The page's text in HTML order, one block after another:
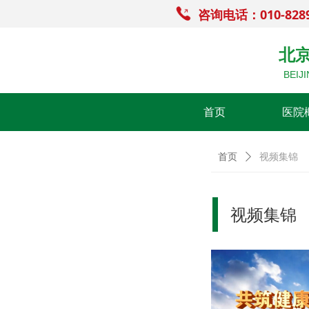
咨询电话：010-
北
首页 医院
首页 ꄲ 视频集锦
视频集锦